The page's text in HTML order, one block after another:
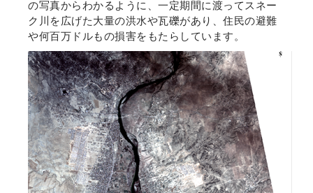
の写真からわかるように、一定期間に渡ってスネー
ク川を広げた大量の洪水や瓦礫があり、住民の避難
や何百万ドルもの損害をもたらしています。